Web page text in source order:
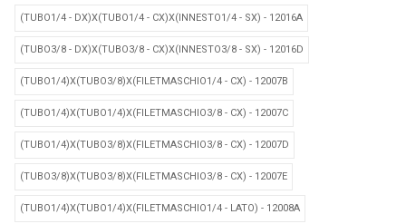
(TUBO1/4 - DX)X(TUBO1/4 - CX)X(INNESTO1/4 - SX) - 12016A
(TUBO3/8 - DX)X(TUBO3/8 - CX)X(INNESTO3/8 - SX) - 12016D
(TUBO1/4)X(TUBO3/8)X(FILETMASCHIO1/4 - CX) - 12007B
(TUBO1/4)X(TUBO1/4)X(FILETMASCHIO3/8 - CX) - 12007C
(TUBO1/4)X(TUBO3/8)X(FILETMASCHIO3/8 - CX) - 12007D
(TUBO3/8)X(TUBO3/8)X(FILETMASCHIO3/8 - CX) - 12007E
(TUBO1/4)X(TUBO1/4)X(FILETMASCHIO1/4 - LATO) - 12008A